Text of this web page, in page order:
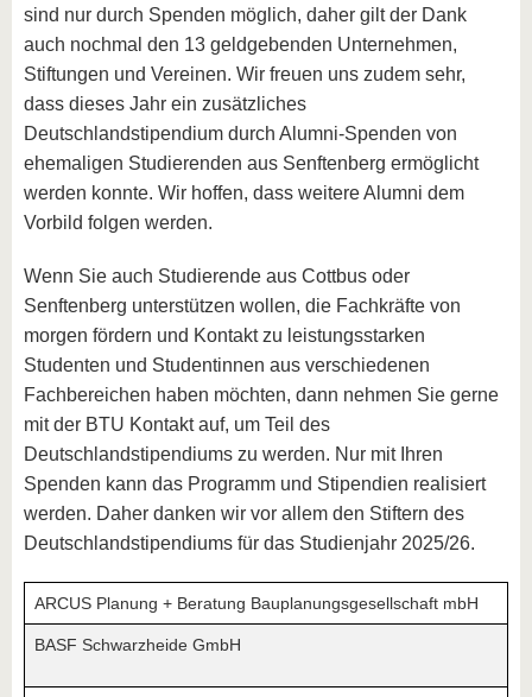
sind nur durch Spenden möglich, daher gilt der Dank
auch nochmal den 13 geldgebenden Unternehmen,
Stiftungen und Vereinen. Wir freuen uns zudem sehr,
dass dieses Jahr ein zusätzliches
Deutschlandstipendium durch Alumni-Spenden von
ehemaligen Studierenden aus Senftenberg ermöglicht
werden konnte. Wir hoffen, dass weitere Alumni dem
Vorbild folgen werden.
Wenn Sie auch Studierende aus Cottbus oder
Senftenberg unterstützen wollen, die Fachkräfte von
morgen fördern und Kontakt zu leistungsstarken
Studenten und Studentinnen aus verschiedenen
Fachbereichen haben möchten, dann nehmen Sie gerne
mit der BTU Kontakt auf, um Teil des
Deutschlandstipendiums zu werden. Nur mit Ihren
Spenden kann das Programm und Stipendien realisiert
werden. Daher danken wir vor allem den Stiftern des
Deutschlandstipendiums für das Studienjahr 2025/26.
ARCUS Planung + Beratung Bauplanungsgesellschaft mbH
BASF Schwarzheide GmbH